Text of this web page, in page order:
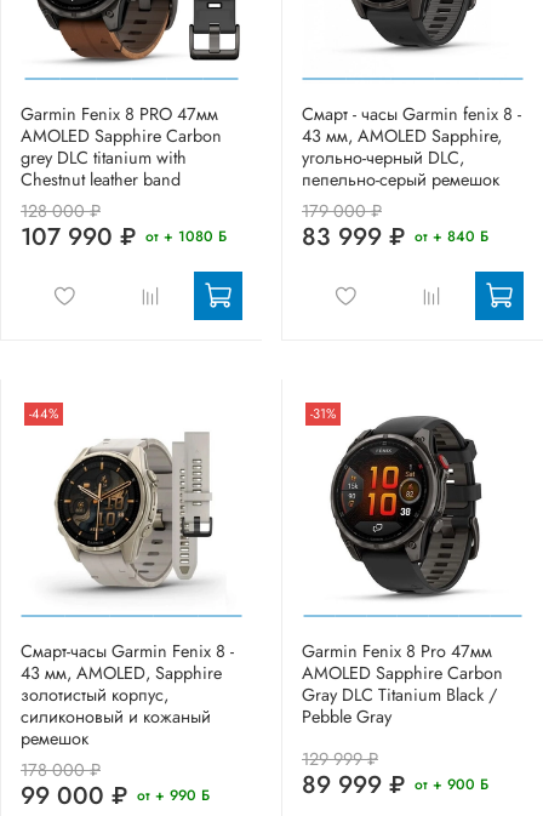
Garmin Fenix 8 PRO 47мм
AMOLED Sapphire Carbon
grey DLC titanium with
Chestnut leather band
128 000 ₽
107 990 ₽ от + 1080 Б
Смарт - часы Garmin fenix 8 -
43 мм, AMOLED Sapphire,
угольно-черный DLC,
пепельно-серый ремешок
179 000 ₽
83 999 ₽ от + 840 Б
-44%
Смарт-часы Garmin Fenix 8 -
43 мм, AMOLED, Sapphire
золотистый корпус,
силиконовый и кожаный
ремешок
178 000 ₽
99 000 ₽ от + 990 Б
-31%
Garmin Fenix 8 Pro 47мм
AMOLED Sapphire Carbon
Gray DLC Titanium Black /
Pebble Gray
129 999 ₽
89 999 ₽ от + 900 Б